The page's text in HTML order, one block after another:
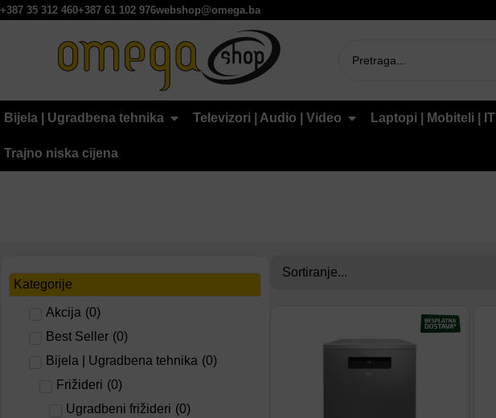
+387 35 312 460+387 61 102 976webshop@omega.ba
Bijela | Ugradbena tehnika Televizori | Audio | Video Laptopi | Mobiteli | IT
Trajno niska cijena
Kategorije
Akcija (0)
Best Seller (0)
Bijela | Ugradbena tehnika (0)
Frižideri (0)
Ugradbeni frižideri (0)
Dodaj u poređenje